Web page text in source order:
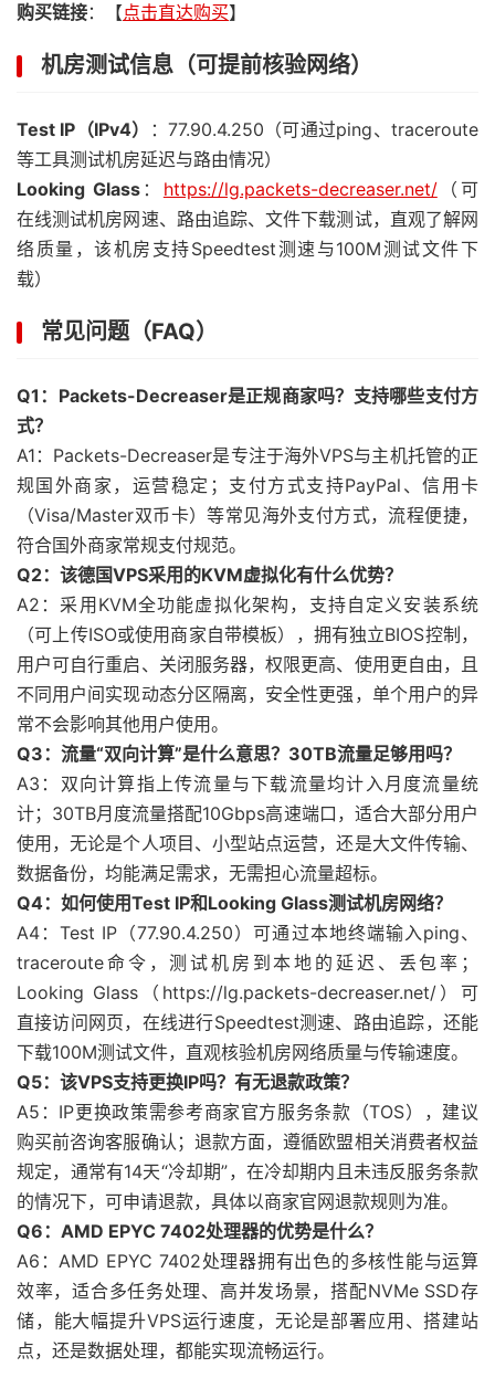
购买链接：【点击直达购买】
机房测试信息（可提前核验网络）
Test IP（IPv4）
：77.90.4.250（可通过ping、traceroute
等工具测试机房延迟与路由情况）
Looking Glass： https://lg.packets-decreaser.net/（可
在线测试机房网速、路由追踪、文件下载测试，直观了解网
络质量，该机房支持Speedtest测速与100M测试文件下
载）
常见问题（FAQ）
Q1：Packets-Decreaser是正规商家吗？支持哪些支付方
式？
A1：Packets-Decreaser是专注于海外VPS与主机托管的正
规国外商家，运营稳定；支付方式支持PayPal、信用卡
（Visa/Master双币卡）等常见海外支付方式，流程便捷，
符合国外商家常规支付规范。
Q2：该德国VPS采用的KVM虚拟化有什么优势？
A2：采用KVM全功能虚拟化架构，支持自定义安装系统
（可上传ISO或使用商家自带模板），拥有独立BIOS控制，
用户可自行重启、关闭服务器，权限更高、使用更自由，且
不同用户间实现动态分区隔离，安全性更强，单个用户的异
常不会影响其他用户使用。
Q3：流量“双向计算”是什么意思？30TB流量足够用吗？
A3：双向计算指上传流量与下载流量均计入月度流量统
计；30TB月度流量搭配10Gbps高速端口，适合大部分用户
使用，无论是个人项目、小型站点运营，还是大文件传输、
数据备份，均能满足需求，无需担心流量超标。
Q4：如何使用Test IP和Looking Glass测试机房网络？
A4：Test IP（77.90.4.250）可通过本地终端输入ping、
traceroute命令，测试机房到本地的延迟、丢包率；
Looking Glass（https://lg.packets-decreaser.net/）可
直接访问网页，在线进行Speedtest测速、路由追踪，还能
下载100M测试文件，直观核验机房网络质量与传输速度。
Q5：该VPS支持更换IP吗？有无退款政策？
A5：IP更换政策需参考商家官方服务条款（TOS），建议
购买前咨询客服确认；退款方面，遵循欧盟相关消费者权益
规定，通常有14天“冷却期”，在冷却期内且未违反服务条款
的情况下，可申请退款，具体以商家官网退款规则为准。
Q6：AMD EPYC 7402处理器的优势是什么？
A6：AMD EPYC 7402处理器拥有出色的多核性能与运算
效率，适合多任务处理、高并发场景，搭配NVMe SSD存
储，能大幅提升VPS运行速度，无论是部署应用、搭建站
点，还是数据处理，都能实现流畅运行。